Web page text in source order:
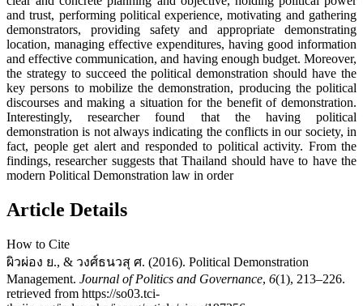
and trust, performing political experience, motivating and gathering
demonstrators, providing safety and appropriate demonstrating
location, managing effective expenditures, having good information
and effective communication, and having enough budget. Moreover,
the strategy to succeed the political demonstration should have the
key persons to mobilize the demonstration, producing the political
discourses and making a situation for the benefit of demonstration.
Interestingly, researcher found that the having political
demonstration is not always indicating the conflicts in our society, in
fact, people get alert and responded to political activity. From the
findings, researcher suggests that Thailand should have to have the
modern Political Demonstration law in order
Article Details
How to Cite
ผิวผ่อง ย., & วงศ์ธนวสุ ศ. (2016). Political Demonstration
Management. Journal of Politics and Governance, 6(1), 213–226.
retrieved from https://so03.tci-